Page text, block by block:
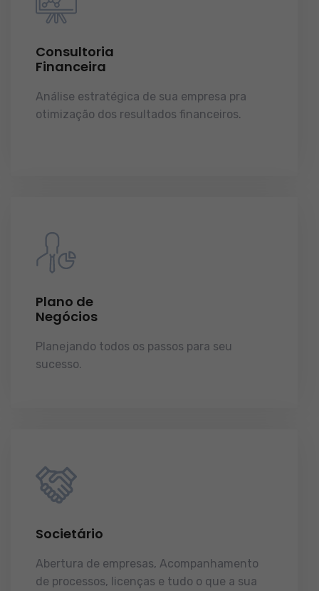
Consultoria
Financeira
Análise estratégica de sua empresa pra
otimização dos resultados financeiros.
Plano de
Negócios
Planejando todos os passos para seu
sucesso.
Societário
Abertura de empresas, Acompanhamento
de processos, licenças e tudo o que a sua